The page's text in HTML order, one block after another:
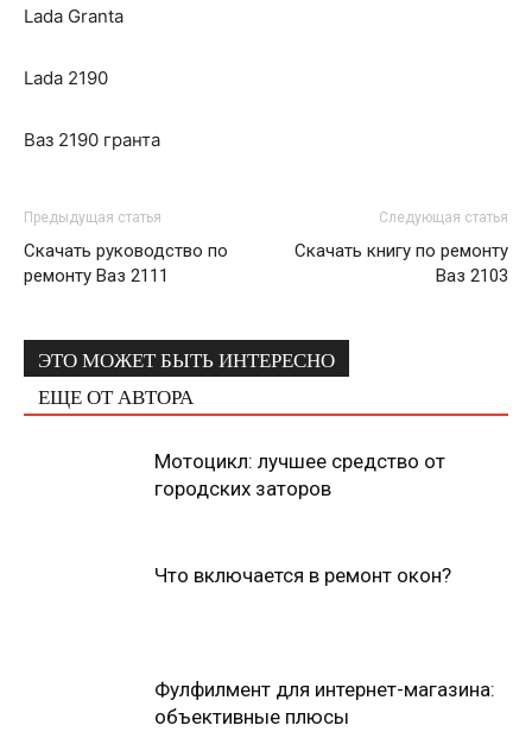
Lada Granta
Lada 2190
Ваз 2190 гранта
Предыдущая статья
Скачать руководство по
ремонту Ваз 2111
Следующая статья
Скачать книгу по ремонту
Ваз 2103
ЭТО МОЖЕТ БЫТЬ ИНТЕРЕСНО
ЕЩЕ ОТ АВТОРА
Мотоцикл: лучшее средство от
городских заторов
Что включается в ремонт окон?
Фулфилмент для интернет-магазина:
объективные плюсы